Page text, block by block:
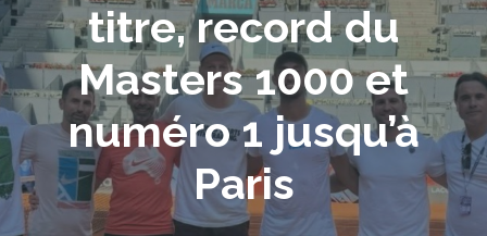
titre, record du
Masters 1000 et
numéro 1 jusqu’à
Paris